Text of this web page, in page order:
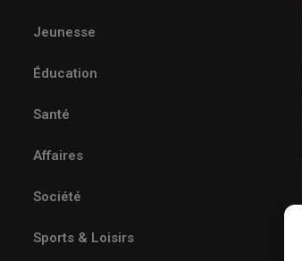
Jeunesse
Éducation
Santé
Affaires
Société
Sports & Loisirs